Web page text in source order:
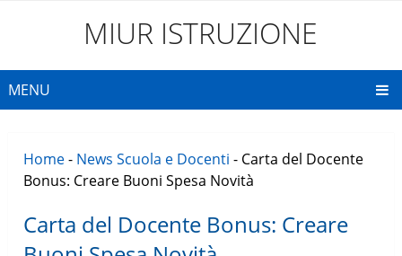
MIUR ISTRUZIONE
MENU
Home- News Scuola e Docenti - Carta del Docente
Bonus: Creare Buoni Spesa Novità
Carta del Docente Bonus: Creare